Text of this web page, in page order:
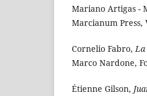
Mariano Artigas -
Marcianum Press,
Cornelio Fabro,La
Marco Nardone,
Étienne Gilson,